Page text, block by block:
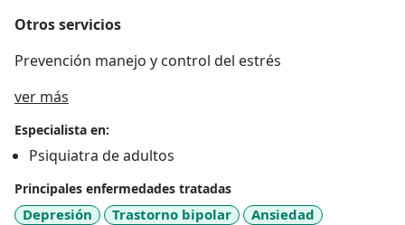
Otros servicios
Prevención manejo y control del estrés
ver más
Especialista en:
Psiquiatra de adultos
Principales enfermedades tratadas
Depresión Trastorno bipolar
Ansiedad